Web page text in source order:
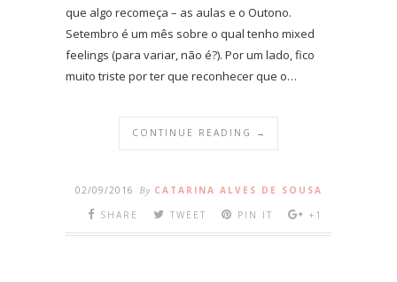
que algo recomeça – as aulas e o Outono.
Setembro é um mês sobre o qual tenho mixed
feelings (para variar, não é?). Por um lado, fico
muito triste por ter que reconhecer que o…
CONTINUE READING →
02/09/2016 By CATARINA ALVES DE SOUSA
SHARE
TWEET PIN IT +1